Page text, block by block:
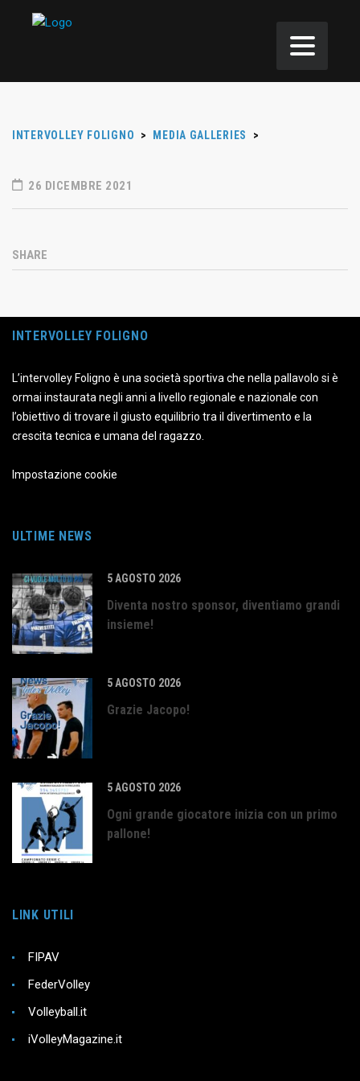
INTERVOLLEY FOLIGNO > MEDIA GALLERIES >
26 DICEMBRE 2021
SHARE
INTERVOLLEY FOLIGNO
L’intervolley Foligno è una società sportiva che nella pallavolo si è
ormai instaurata negli anni a livello regionale e nazionale con
l’obiettivo di trovare il giusto equilibrio tra il divertimento e la
crescita tecnica e umana del ragazzo.
Impostazione cookie
ULTIME NEWS
5 AGOSTO 2026
Diventa nostro sponsor, diventiamo grandi
insieme!
5 AGOSTO 2026
Grazie Jacopo!
5 AGOSTO 2026
Ogni grande giocatore inizia con un primo
pallone!
LINK UTILI
FIPAV
FederVolley
Volleyball.it
iVolleyMagazine.it